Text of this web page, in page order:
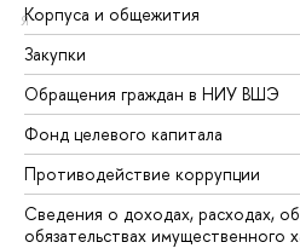
ЯКорпуса и общежития
Закупки
Обращения граждан в НИУ ВШЭ
Фонд целевого капитала
Противодействие коррупции
Сведения о доходах, расходах,
обязательствах имущественного